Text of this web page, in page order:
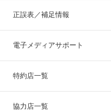
正誤表／補足情報
電子メディアサポート
特約店一覧
協力店一覧